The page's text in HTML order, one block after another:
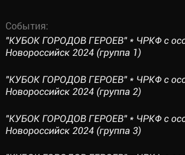
События:
"КУБОК ГОРОДОВ ГЕРОЕВ" * ЧРКФ с
Новороссийск 2024 (группа 1)
"КУБОК ГОРОДОВ ГЕРОЕВ" * ЧРКФ с
Новороссийск 2024 (группа 2)
"КУБОК ГОРОДОВ ГЕРОЕВ" * ЧРКФ с
Новороссийск 2024 (группа 3)